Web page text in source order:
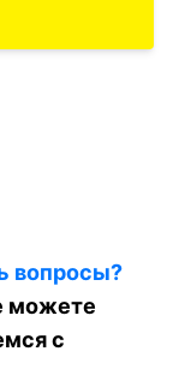
вопросы?
можете
с